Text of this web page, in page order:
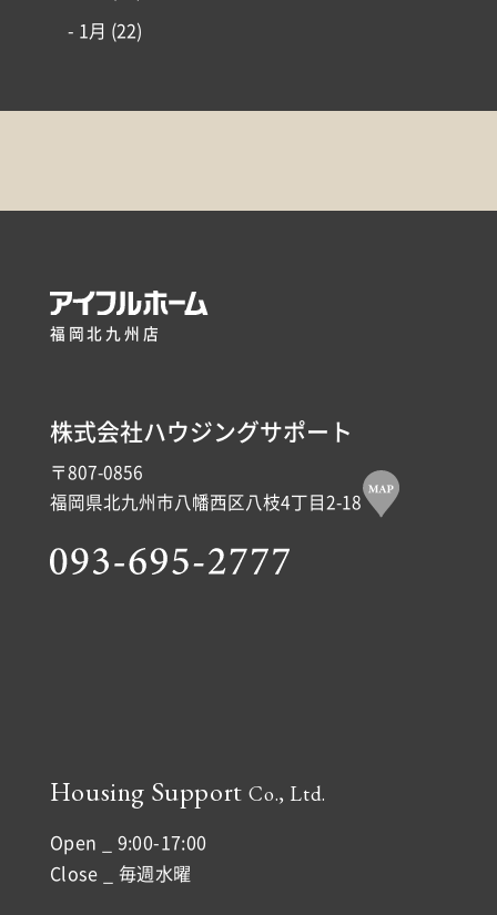
- 1月 (22)
福岡北九州店
株式会社ハウジングサポート
〒807-0856
福岡県北九州市八幡西区八枝4丁目2-18
Housing SupportCo., Ltd.
Open _ 9:00-17:00
Close _ 毎週水曜